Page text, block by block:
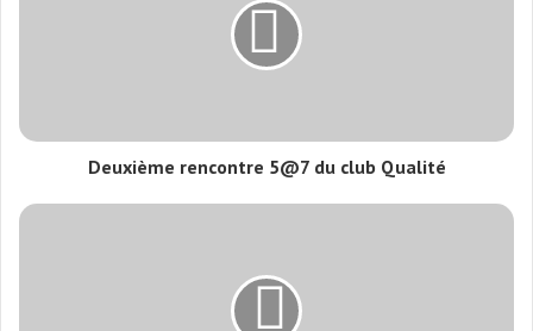
Deuxième rencontre 5@7 du club Qualité